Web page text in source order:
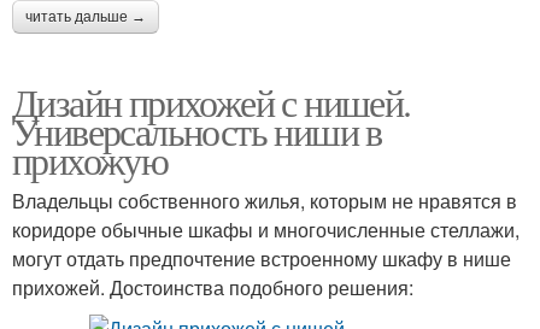
читать дальше →
Дизайн прихожей с нишей.
Универсальность ниши в
прихожую
Владельцы собственного жилья, которым не нравятся в
коридоре обычные шкафы и многочисленные стеллажи,
могут отдать предпочтение встроенному шкафу в нише
прихожей. Достоинства подобного решения: